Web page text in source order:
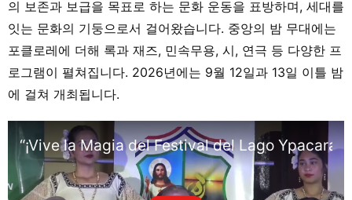
의 보존과 보급을 목표로 하는 문화 운동을 표방하며, 세대를
잇는 문화의 기둥으로서 걸어왔습니다. 중앙의 밤 무대에는
포클로레에 더해 록과 재즈, 민속무용, 시, 연극 등 다양한 프
로그램이 펼쳐집니다. 2026년에는 9월 12일과 13일 이틀 밤
에 걸쳐 개최됩니다.
“¡Vive la Magia del Festival del Lago Ypacaraí